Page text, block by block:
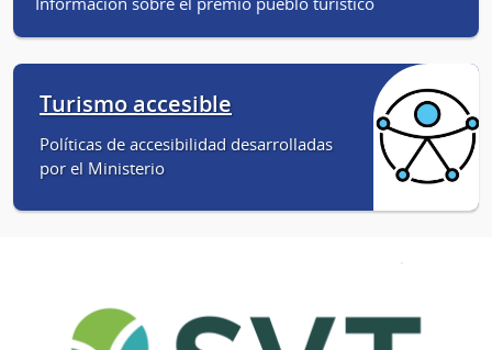
Turismo accesible
Políticas de accesibilidad desarrolladas
por el Ministerio